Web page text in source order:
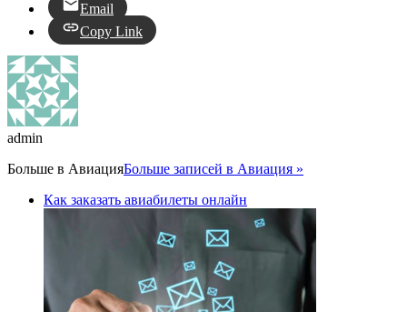
Email
Copy Link
admin
Больше в АвиацияБольше записей в Авиация »
Как заказать авиабилеты онлайн